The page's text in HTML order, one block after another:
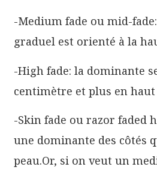
-Medium fade ou mid-
graduel est orienté à la
-High fade: la dominante
centimètre et plus en
-Skin fade ou razor faded
une dominante des côtés
peau.Or, si on veut un